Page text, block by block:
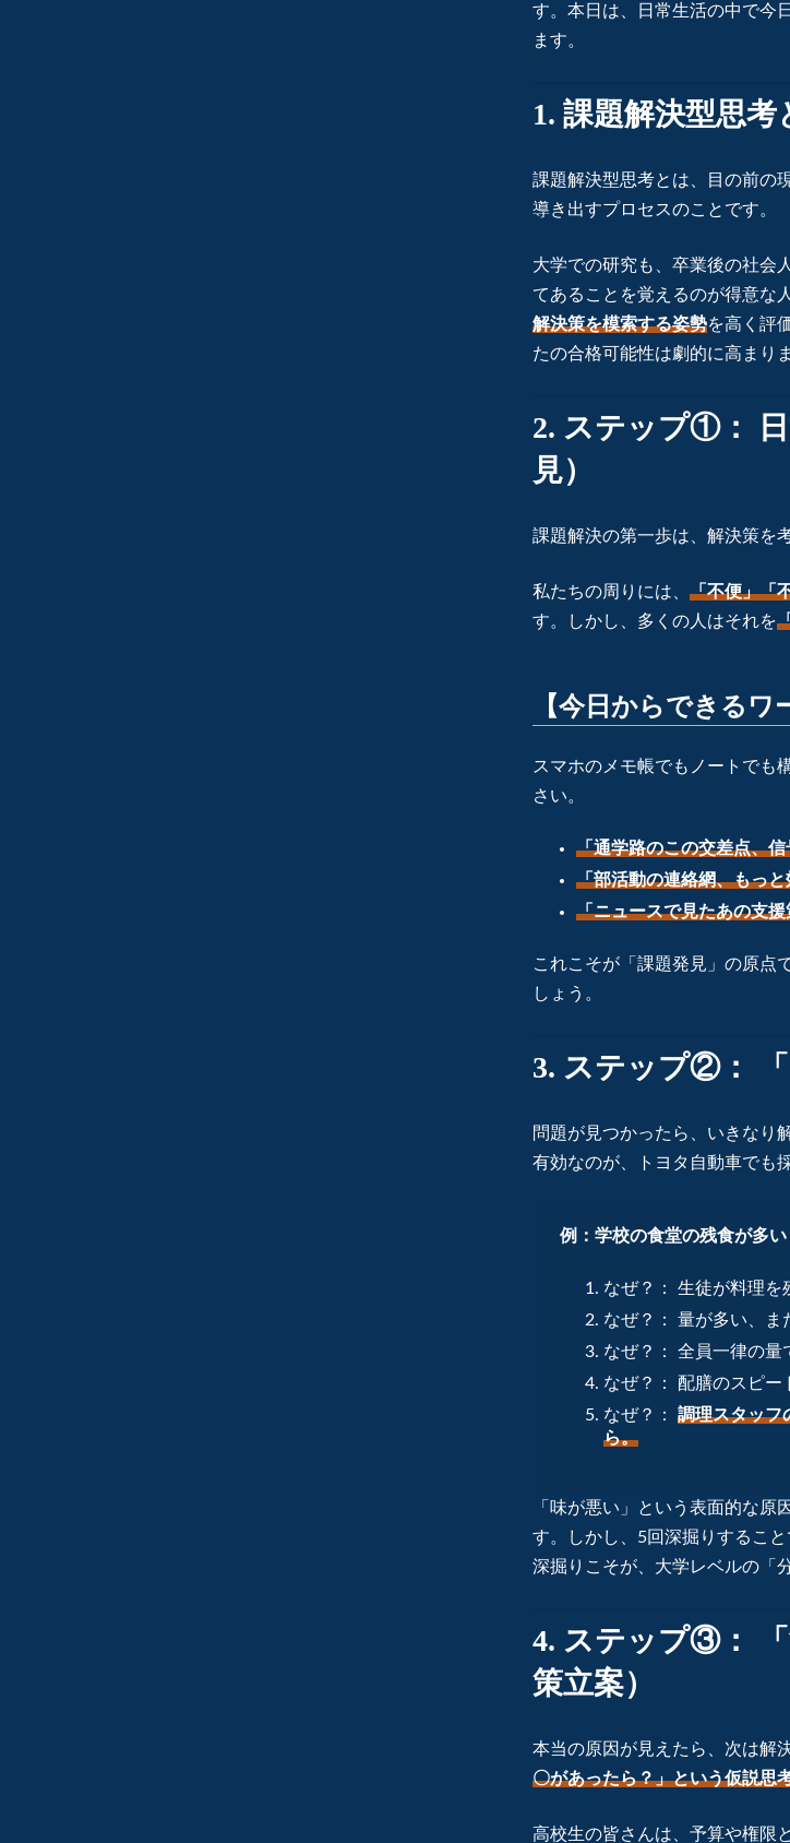
す。本日は、日常生活の中で今
ます。
1. 課題解決型思
課題解決型思考とは、目の前の
導き出すプロセスのことです。
大学での研究も、卒業後の社会
てあることを覚えるのが得意な
解決策を模索する姿勢を高く評
たの合格可能性は劇的に高まりま
2. ステップ①：
見）
課題解決の第一歩は、解決策を
私たちの周りには、 「不便」「
す。しかし、多くの人はそれを
【今日からできる
スマホのメモ帳でもノートでも
さい。
「通学路のこの交差点、
「部活動の連絡網、もっ
「ニュースで見たあの支
これこそが「課題発見」の原点
しょう。
3. ステップ②： 「
問題が見つかったら、いきなり
有効なのが、トヨタ自動車でも
例：学校の食堂の残食が多い
なぜ？： 生徒が料理を
なぜ？： 量が多い、ま
なぜ？： 全員一律の量
なぜ？： 配膳のスピー
なぜ？： 調理スタッフ
ら。
「味が悪い」という表面的な原
す。しかし、5回深掘りすること
深掘りこそが、大学レベルの「
4. ステップ③：
策立案）
本当の原因が見えたら、次は解
〇があったら？」という仮説思
高校生の皆さんは、予算や権限